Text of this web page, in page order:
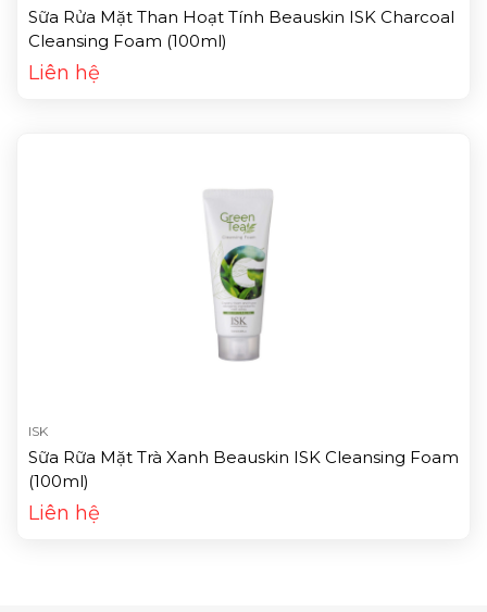
Sữa Rửa Mặt Than Hoạt Tính Beauskin ISK Charcoal
Cleansing Foam (100ml)
Liên hệ
ISK
Sữa Rữa Mặt Trà Xanh Beauskin ISK Cleansing Foam
(100ml)
Liên hệ